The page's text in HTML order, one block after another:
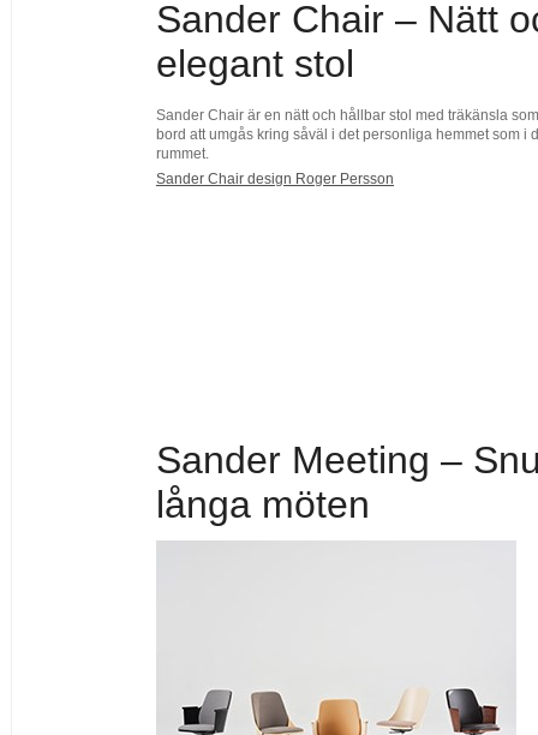
Sander Chair – Nätt
elegant stol
Sander Chair är en nätt och hållbar stol med träkänsla
bord att umgås kring såväl i det personliga hemmet som i
rummet.
Sander Chair design Roger Persson
Sander Meeting –
långa möten